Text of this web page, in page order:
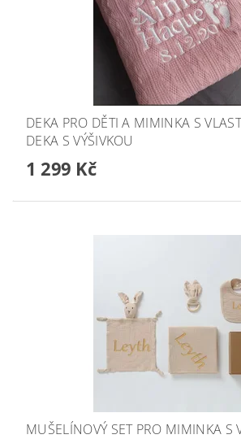
DEKA PRO DĚTI A MIMINKA S
DEKA S VÝŠIVKOU
1 299 Kč
MUŠELÍNOVÝ SET PRO MIMINKA S